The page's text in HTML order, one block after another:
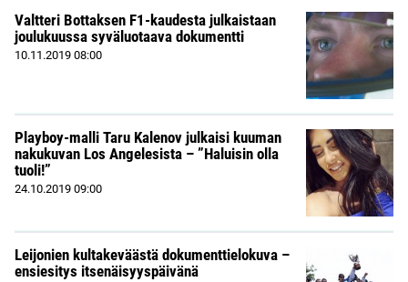
Valtteri Bottaksen F1-kaudesta julkaistaan
joulukuussa syväluotaava dokumentti
10.11.2019 08:00
Playboy-malli Taru Kalenov julkaisi kuuman
nakukuvan Los Angelesista – ”Haluisin olla
tuoli!”
24.10.2019 09:00
Leijonien kultakeväästä dokumenttielokuva –
ensiesitys itsenäisyyspäivänä